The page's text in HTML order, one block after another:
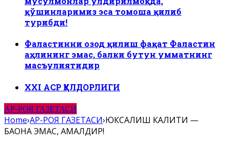
қўшинларимиз эса томоша қилиб
турибди!
Фаластинни озод қилиш фақат Фаластин
аҳлининг эмас, балки бутун умматнинг
масъулиятидир
ХХI АСР ҚУЛДОРЛИГИ
АР-РОЯ ГАЗЕТАСИ
Home›АР-РОЯ ГАЗЕТАСИ›ЮКСАЛИШ КАЛИТИ —
БАҲОНА ЭМАС, АМАЛДИР!